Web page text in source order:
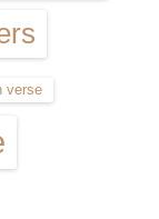
verse